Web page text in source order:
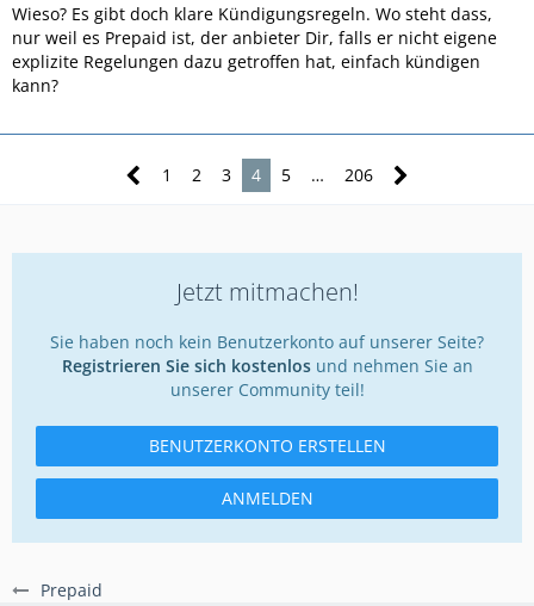
Prepaid
Wieso? Es gibt doch klare Kündigungsregeln. Wo steht dass,
nur weil es Prepaid ist, der anbieter Dir, falls er nicht eigene
explizite Regelungen dazu getroffen hat, einfach kündigen
kann?
1 2 3 4 5 … 206
Jetzt mitmachen!
Sie haben noch kein Benutzerkonto auf unserer Seite?
Registrieren Sie sich kostenlosund nehmen Sie an
unserer Community teil!
BENUTZERKONTO ERSTELLEN
ANMELDEN